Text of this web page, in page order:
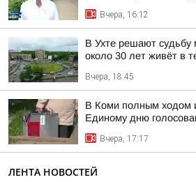
Вчера, 16:12
В Ухте решают судьбу
около 30 лет живёт в
Вчера, 18:45
В Коми полным ходом
Единому дню
Вчера, 17:17
ЛЕНТА НОВОСТЕЙ